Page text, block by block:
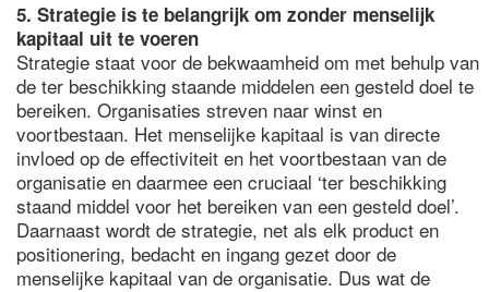
5. Strategie is te belangrijk om zonder menselijk
kapitaal uit te voeren
Strategie staat voor de bekwaamheid om met behulp van
de ter beschikking staande middelen een gesteld doel te
bereiken. Organisaties streven naar winst en
voortbestaan. Het menselijke kapitaal is van directe
invloed op de effectiviteit en het voortbestaan van de
organisatie en daarmee een cruciaal ‘ter beschikking
staand middel voor het bereiken van een gesteld doel’.
Daarnaast wordt de strategie, net als elk product en
positionering, bedacht en ingang gezet door de
menselijke kapitaal van de organisatie. Dus wat de